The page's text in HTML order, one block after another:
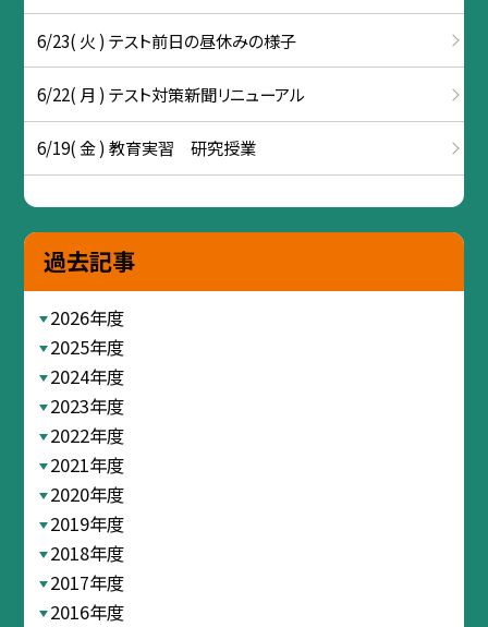
6/23( 火 ) テスト前日の昼休みの様子
6/22( 月 ) テスト対策新聞リニューアル
6/19( 金 ) 教育実習 研究授業
過去記事
2026年度
2025年度
2024年度
2023年度
2022年度
2021年度
2020年度
2019年度
2018年度
2017年度
2016年度